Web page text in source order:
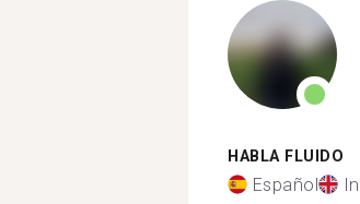
HABLA FLUIDO
Español